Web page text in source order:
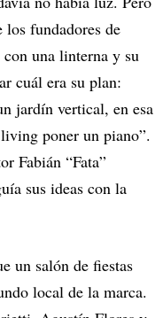
fundadores de
una linterna y su
cuál era su plan:
jardín vertical, en esa
poner un piano”.
Fabián “Fata”
sus ideas con la
un salón de fiestas
local de la marca.